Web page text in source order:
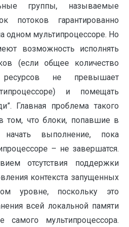
группы, называемые
потоков гарантированно
одном мультипроцессоре. Но
возможность исполнять
(если общее количество
не превышает
и помещать
Главная проблема такого
том, что блоки, попавшие в
выполнение, пока
– не завершатся.
отсутствия поддержки
контекста запущенных
уровне, поскольку это
всей локальной памяти
самого мультипроцессора.